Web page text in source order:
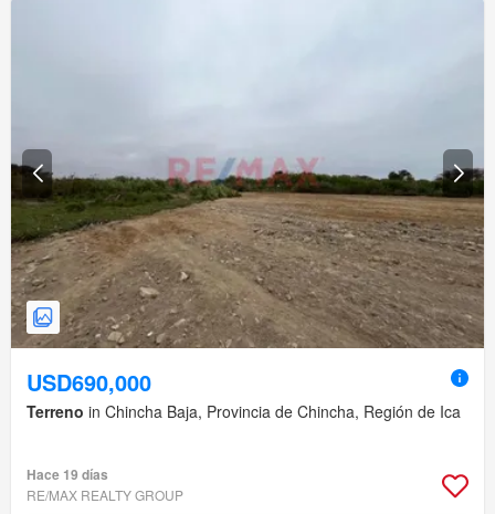
USD690,000
Terreno in Chincha Baja, Provincia de Chincha, Región de Ica
Hace 19 días
RE/MAX REALTY GROUP